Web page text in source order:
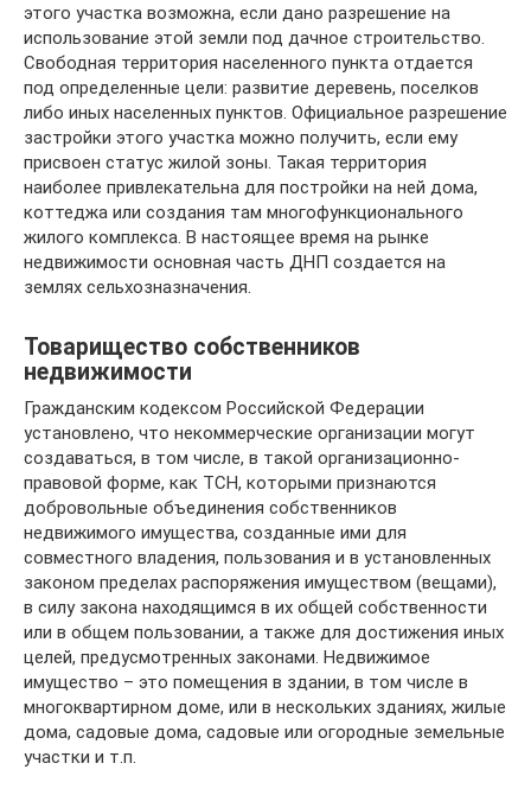
этого участка возможна, если дано разрешение на
использование этой земли под дачное строительство.
Свободная территория населенного пункта отдается
под определенные цели: развитие деревень, поселков
либо иных населенных пунктов. Официальное разрешение
застройки этого участка можно получить, если ему
присвоен статус жилой зоны. Такая территория
наиболее привлекательна для постройки на ней дома,
коттеджа или создания там многофункционального
жилого комплекса. В настоящее время на рынке
недвижимости основная часть ДНП создается на
землях сельхозназначения.
Товарищество собственников
недвижимости
Гражданским кодексом Российской Федерации
установлено, что некоммерческие организации могут
создаваться, в том числе, в такой организационно-
правовой форме, как ТСН, которыми признаются
добровольные объединения собственников
недвижимого имущества, созданные ими для
совместного владения, пользования и в установленных
законом пределах распоряжения имуществом (вещами),
в силу закона находящимся в их общей собственности
или в общем пользовании, а также для достижения иных
целей, предусмотренных законами. Недвижимое
имущество – это помещения в здании, в том числе в
многоквартирном доме, или в нескольких зданиях, жилые
дома, садовые дома, садовые или огородные земельные
участки и т.п.